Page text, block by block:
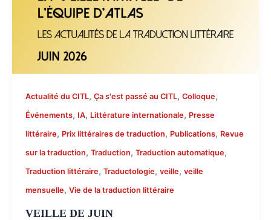
Actualité du CITL, Ça s'est passé au CITL, Colloque,
Événements, IA, Littérature internationale, Presse
littéraire, Prix littéraires de traduction, Publications, Revue
sur la traduction, Traduction, Traduction automatique,
Traduction littéraire, Traductologie, veille, veille
mensuelle, Vie de la traduction littéraire
VEILLE DE JUIN